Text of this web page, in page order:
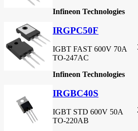
Infineon Technologies
IRGPC50F
IGBT FAST 600V 70A
TO-247AC
Infineon Technologies
IRGBC40S
IGBT STD 600V 50A
TO-220AB